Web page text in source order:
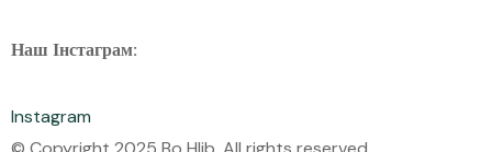
Наш Інстаграм:
Instagram